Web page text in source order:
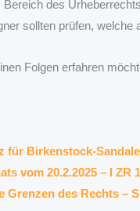
des
sollten prüfen,
Folgen erfahren
für Birkenstock-
vom 20.2.2025 – I ZR
Grenzen des Rechts –